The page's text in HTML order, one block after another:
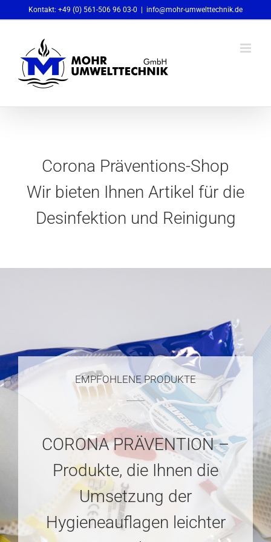
to
Kontakt: +49 (0) 561-506 96 03-0 info@mohr-umwelttechnik.de
Corona Präventions-Shop
Wir bieten Ihnen Artikel für die
Desinfektion und Reinigung
EMPFOHLENE PRODUKTE
CORONA PRÄVENTION –
Produkte, die Ihnen die
Umsetzung der
Hygieneauflagen leichter